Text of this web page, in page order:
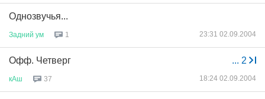
Однозвучья...
Задний ум 1 23:31 02.09.2004
... 2
Офф. Четверг
кАш 37 18:24 02.09.2004